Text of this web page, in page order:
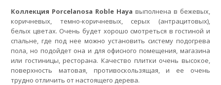
Коллекция Porcelanosa Roble Haya выполнена в бежевых,
коричневых, темно-коричневых, серых (антрацитовых),
белых цветах. Очень будет хорошо смотреться в гостиной и
спальне, где под нее можно установить систему подогрева
пола, но подойдет она и для офисного помещения, магазина
или гостиницы, ресторана. Качество плитки очень высокое,
поверхность матовая, противоскользящая, и ее очень
трудно отличить от настоящего дерева.